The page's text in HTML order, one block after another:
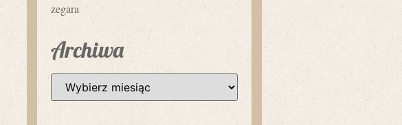
zegara
Archiwa